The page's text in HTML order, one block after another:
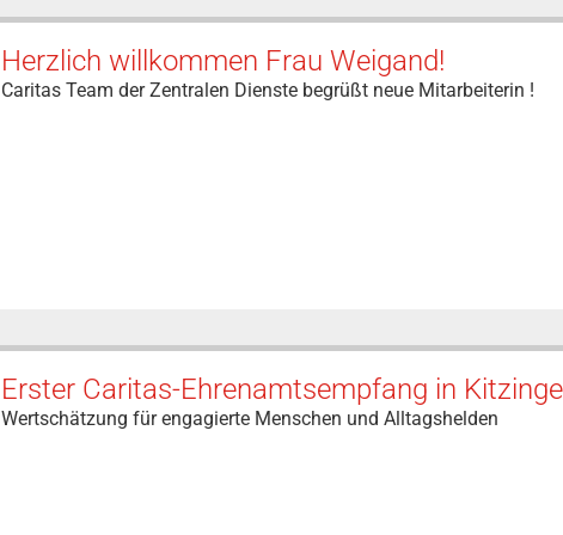
Herzlich willkommen Frau Weigand!
Caritas Team der Zentralen Dienste begrüßt neue Mitarbeiterin !
Erster Caritas-Ehrenamtsempfang in
Wertschätzung für engagierte Menschen und Alltagshelden